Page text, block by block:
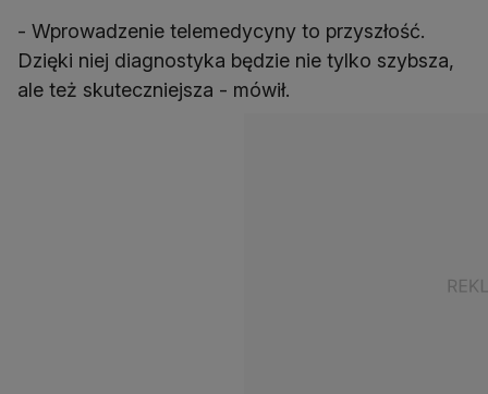
- Wprowadzenie telemedycyny to przyszłość.
Dzięki niej diagnostyka będzie nie tylko szybsza,
ale też skuteczniejsza - mówił.